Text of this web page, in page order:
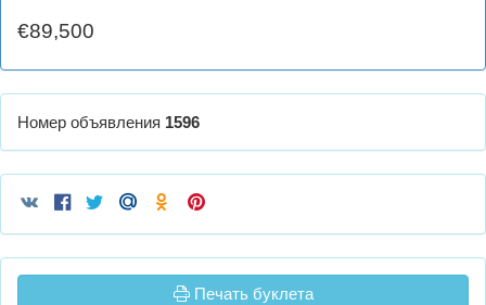
€89,500
Номер объявления 1596
Печать буклета